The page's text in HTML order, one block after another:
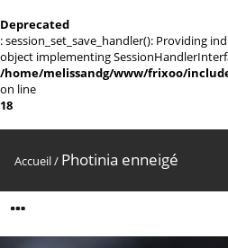
Deprecated
: session_set_save_handler(): Providing
object implementing
/home/melissandg/www/frixoo/
on line
18
Accueil/ Photinia enneigé